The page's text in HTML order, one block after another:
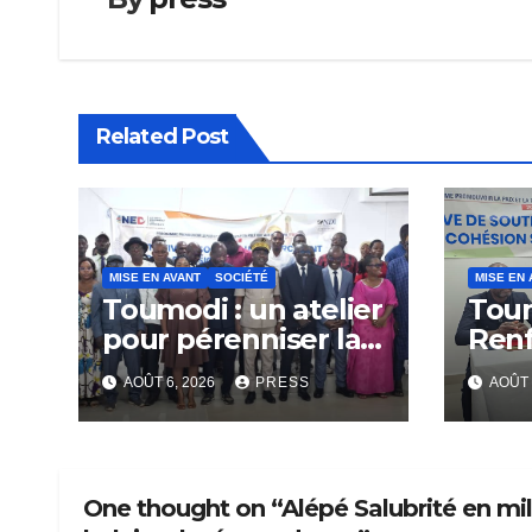
Related Post
MISE EN AVANT SOCIÉTÉ
Toumodi : un atelier
pour pérenniser la
lutte anti-tabac
AOÛT 6, 2026 PRESS
MISE EN
AOÛT
One thought on “Alépé Salubrité en